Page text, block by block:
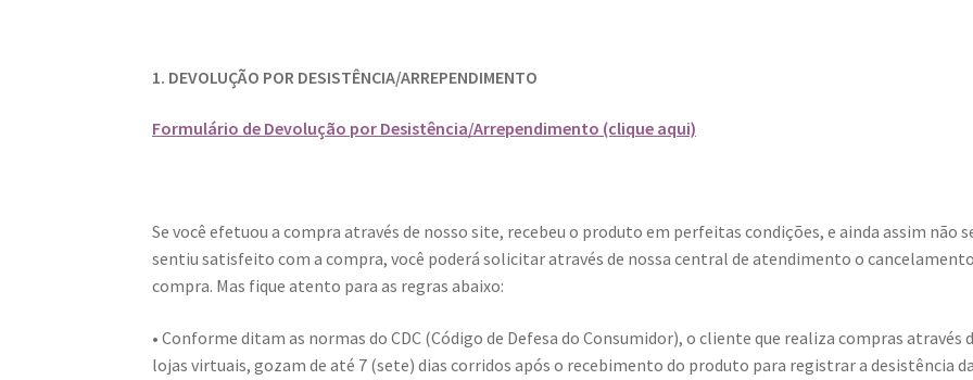
1. DEVOLUÇÃO POR DESISTÊNCIA/ARREPENDIMENTO
Formulário de Devolução por Desistência/Arrependimento (clique aqui)
Se você efetuou a compra através de nosso site, recebeu o produto em perfeitas condições, e ainda assim não
sentiu satisfeito com a compra, você poderá solicitar através de nossa central de atendimento o
compra. Mas fique atento para as regras abaixo:
• Conforme ditam as normas do CDC (Código de Defesa do Consumidor), o cliente que realiza compras através
lojas virtuais, gozam de até 7 (sete) dias corridos após o recebimento do produto para registrar a desistência da